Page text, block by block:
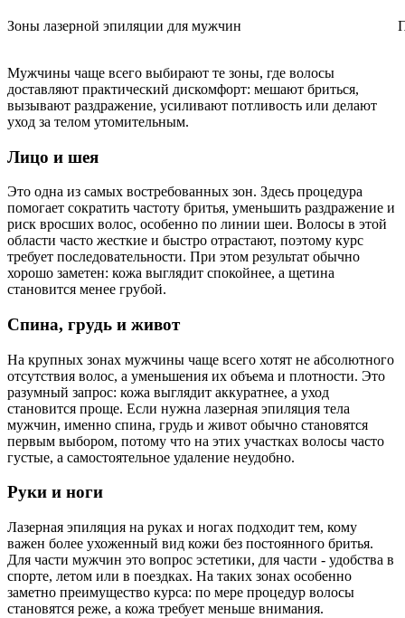
Зоны лазерной эпиляции для мужчин
Мужчины чаще всего выбирают те зоны, где волосы
доставляют практический дискомфорт: мешают бриться,
вызывают раздражение, усиливают потливость или делают
уход за телом утомительным.
Лицо и шея
Это одна из самых востребованных зон. Здесь процедура
помогает сократить частоту бритья, уменьшить раздражение и
риск вросших волос, особенно по линии шеи. Волосы в этой
области часто жесткие и быстро отрастают, поэтому курс
требует последовательности. При этом результат обычно
хорошо заметен: кожа выглядит спокойнее, а щетина
становится менее грубой.
Спина, грудь и живот
На крупных зонах мужчины чаще всего хотят не абсолютного
отсутствия волос, а уменьшения их объема и плотности. Это
разумный запрос: кожа выглядит аккуратнее, а уход
становится проще. Если нужна лазерная эпиляция тела
мужчин, именно спина, грудь и живот обычно становятся
первым выбором, потому что на этих участках волосы часто
густые, а самостоятельное удаление неудобно.
Руки и ноги
Лазерная эпиляция на руках и ногах подходит тем, кому
важен более ухоженный вид кожи без постоянного бритья.
Для части мужчин это вопрос эстетики, для части - удобства в
спорте, летом или в поездках. На таких зонах особенно
заметно преимущество курса: по мере процедур волосы
становятся реже, а кожа требует меньше внимания.